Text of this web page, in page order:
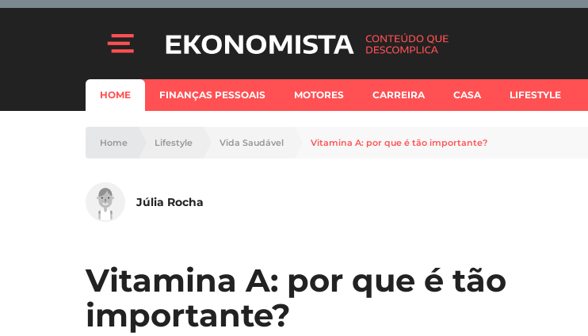
HOME FINANÇAS PESSOAIS MOTORES CARREIRA CASA LIFESTYLE
Home Lifestyle Vida Saudável Vitamina A: por que é tão importante?
Júlia Rocha
Vitamina A: por que é tão
importante?